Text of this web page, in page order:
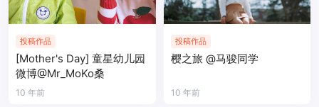
投稿作品
[Mother's Day] 童星幼儿园
微博@Mr_MoKo桑
10 年前
投稿作品
樱之旅 @马骏同学
10 年前